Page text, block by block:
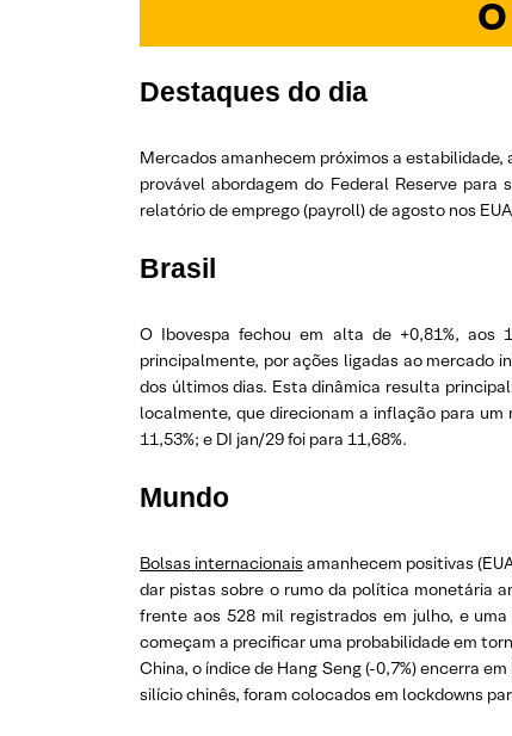
Destaques do dia
Mercados amanhecem próximos a estabilidade,
provável abordagem do Federal Reserve
relatório de emprego (payroll) de agosto nos
Brasil
O Ibovespa fechou em alta de +0,81%, aos
principalmente, por ações ligadas ao mercado
dos últimos dias. Esta dinâmica resulta
localmente, que direcionam a inflação para um
11,53%; e DI jan/29 foi para 11,68%.
Mundo
Bolsas internacionais amanhecem positivas
dar pistas sobre o rumo da política monetária
frente aos 528 mil registrados em julho, e
começam a precificar uma probabilidade em
China, o índice de Hang Seng (-0,7%) encerra
silício chinês, foram colocados em lockdowns